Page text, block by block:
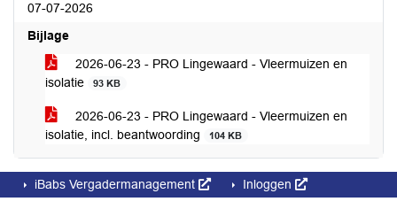
07-07-2026
Bijlage
2026-06-23 - PRO Lingewaard - Vleermuizen en
isolatie
93 KB
2026-06-23 - PRO Lingewaard - Vleermuizen en
isolatie, incl. beantwoording
104 KB
iBabs Vergadermanagement Inloggen